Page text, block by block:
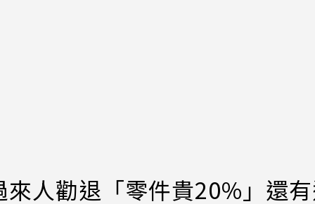
人勸退「零件貴20%」還